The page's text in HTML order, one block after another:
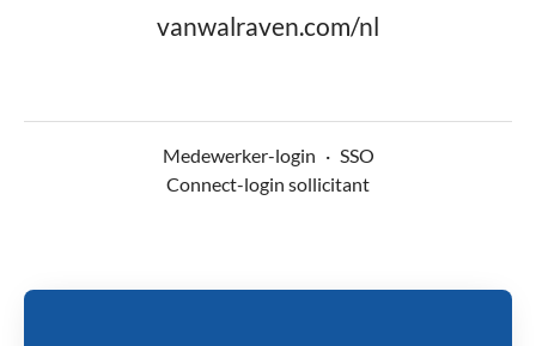
vanwalraven.com/nl
Medewerker-login · SSO
Connect-login sollicitant